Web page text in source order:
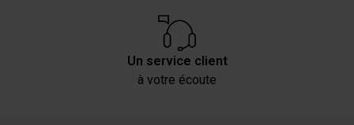
Un service client
à votre écoute